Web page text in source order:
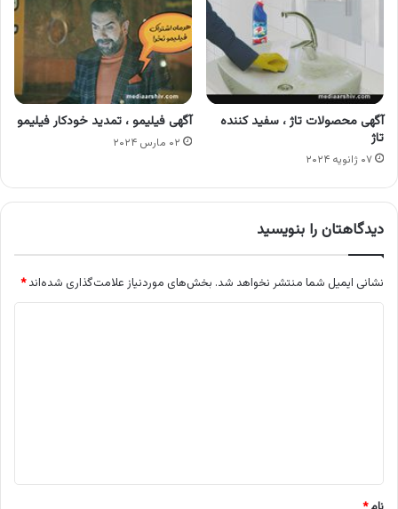
آگهی محصولات تاژ ، سفید کننده
تاژ
۰۷ ژانویه ۲۰۲۴
آگهی فیلیمو ، تمدید خودکار فیلیمو
۰۲ مارس ۲۰۲۴
دیدگاهتان را بنویسید
نشانی ایمیل شما منتشر نخواهد شد. بخش‌های موردنیاز علامت‌گذاری شده‌اند*